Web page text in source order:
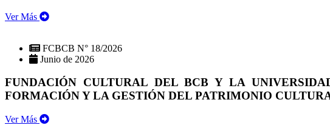
Ver Más
FCBCB N° 18/2026
Junio de 2026
FUNDACIÓN CULTURAL DEL BCB Y LA
FORMACIÓN Y LA GESTIÓN DEL PATRIMONIO
Ver Más